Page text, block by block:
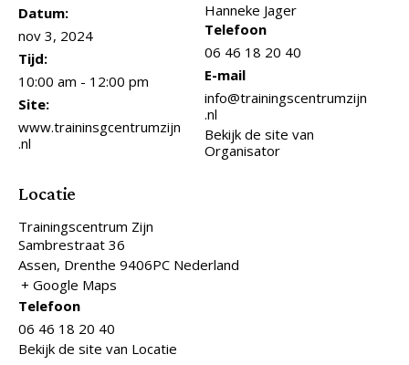
Datum:
nov 3, 2024
Tijd:
10:00 am - 12:00 pm
Site:
www.traininsgcentrumzijn
.nl
Hanneke Jager
Telefoon
06 46 18 20 40
E-mail
info@trainingscentrumzijn
.nl
Bekijk de site van
Organisator
Locatie
Trainingscentrum Zijn
Sambrestraat 36
Assen, Drenthe 9406PC Nederland
+ Google Maps
Telefoon
06 46 18 20 40
Bekijk de site van Locatie